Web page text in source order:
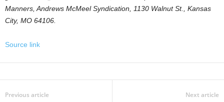
Manners, Andrews McMeel Syndication, 1130 Walnut St., Kansas
City, MO 64106.
Source link
Previous article Next article